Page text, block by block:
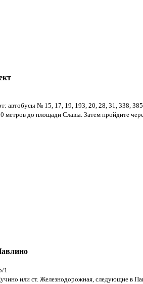
автобусы № 15, 17, 19, 193, 20, 28, 31, 338,
метров до площади Славы. Затем пройдите
1
или ст. Железнодорожная, следующие в